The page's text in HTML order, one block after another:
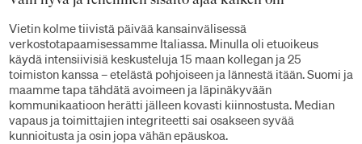
Vietin kolme tiivistä päivää kansainvälisessä
verkostotapaamisessamme Italiassa. Minulla oli etuoikeus
käydä intensiivisiä keskusteluja 15 maan kollegan ja 25
toimiston kanssa – etelästä pohjoiseen ja lännestä itään. Suomi ja
maamme tapa tähdätä avoimeen ja läpinäkyvään
kommunikaatioon herätti jälleen kovasti kiinnostusta. Median
vapaus ja toimittajien integriteetti sai osakseen syvää
kunnioitusta ja osin jopa vähän epäuskoa.